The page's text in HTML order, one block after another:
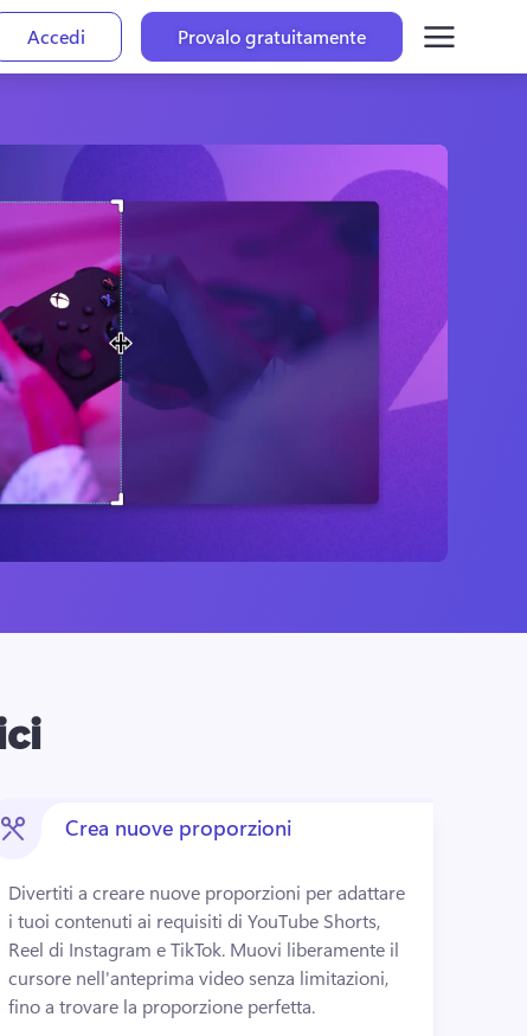
Accedi Provalo gratuitamente
Crea nuove proporzioni
Divertiti a creare nuove proporzioni per adattare
i tuoi contenuti ai requisiti di YouTube Shorts,
Reel di Instagram e TikTok. Muovi liberamente il
cursore nell'anteprima video senza limitazioni,
fino a trovare la proporzione perfetta.